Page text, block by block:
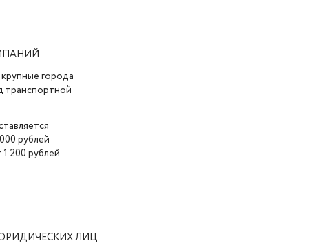
города
транспортной
рублей
200 рублей.
ЛИЦ